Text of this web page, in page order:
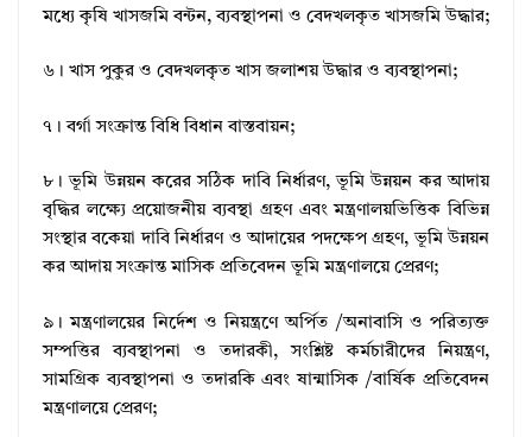
মধ্যে কৃষি খাসজমি বন্টন, ব্যবস্থাপনা ও বেদখলকৃত খাসজমি উদ্ধার;
৬। খাস পুকুর ও বেদখলকৃত খাস জলাশয় উদ্ধার ও ব্যবস্থাপনা;
৭। বর্গা সংক্রান্ত বিধি বিধান বাস্তবায়ন;
৮। ভূমি উন্নয়ন করের সঠিক দাবি নির্ধারণ, ভূমি উন্নয়ন কর আদায়
বৃদ্ধির লক্ষ্যে প্রয়োজনীয় ব্যবস্থা গ্রহণ এবং মন্ত্রণালয়ভিত্তিক বিভিন্ন
সংস্থার বকেয়া দাবি নির্ধারণ ও আদায়ের পদক্ষেপ গ্রহণ, ভূমি উন্নয়ন
কর আদায় সংক্রান্ত মাসিক প্রতিবেদন ভূমি মন্ত্রণালয়ে প্রেরণ;
৯। মন্ত্রণালয়ের নির্দেশ ও নিয়ন্ত্রণে অর্পিত /অনাবাসি ও পরিত্যক্ত
সম্পত্তির ব্যবস্থাপনা ও তদারকী, সংশ্লিষ্ট কর্মচারীদের নিয়ন্ত্রণ,
সামগ্রিক ব্যবস্থাপনা ও তদারকি এবং ষান্মাসিক /বার্ষিক প্রতিবেদন
মন্ত্রণালয়ে প্রেরণ;